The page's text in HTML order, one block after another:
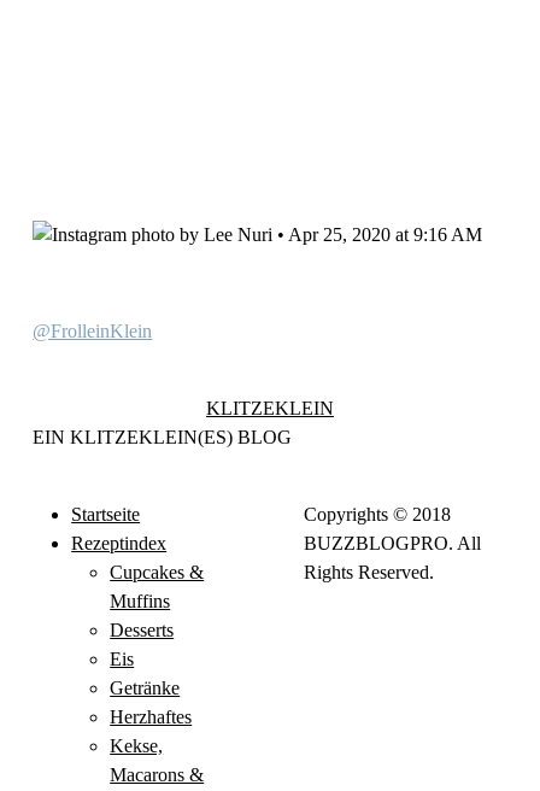
@FrolleinKlein
KLITZEKLEIN
EIN KLITZEKLEIN(ES) BLOG
Startseite
Rezeptindex
Cupcakes &
Muffins
Desserts
Eis
Getränke
Herzhaftes
Kekse,
Macarons &
Copyrights © 2018
BUZZBLOGPRO. All
Rights Reserved.